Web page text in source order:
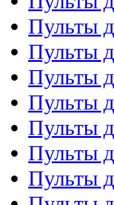
Пульты
Пульты
Пульты
Пульты
Пульты
Пульты
Пульты